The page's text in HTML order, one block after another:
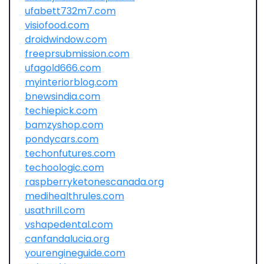
ufabett732m7.com
visiofood.com
droidwindow.com
freeprsubmission.com
ufagold666.com
myinteriorblog.com
bnewsindia.com
techiepick.com
bamzyshop.com
pondycars.com
techonfutures.com
techoologic.com
raspberryketonescanada.org
medihealthrules.com
usathrill.com
vshapedental.com
canfandalucia.org
yourengineguide.com